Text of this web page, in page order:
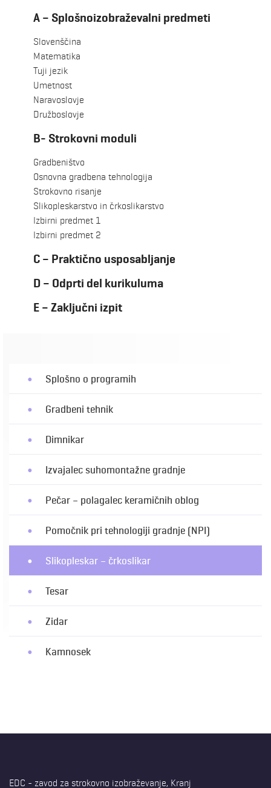
A – Splošnoizobraževalni predmeti
Slovenščina
Matematika
Tuji jezik
Umetnost
Naravoslovje
Družboslovje
B- Strokovni moduli
Gradbeništvo
Osnovna gradbena tehnologija
Strokovno risanje
Slikopleskarstvo in črkoslikarstvo
Izbirni predmet 1
Izbirni predmet 2
C – Praktično usposabljanje
D – Odprti del kurikuluma
E – Zaključni izpit
Splošno o programih
Gradbeni tehnik
Dimnikar
Izvajalec suhomontažne gradnje
Pečar – polagalec keramičnih oblog
Pomočnik pri tehnologiji gradnje (NPI)
Slikopleskar – črkoslikar
Tesar
Zidar
Kamnosek
EDC - zavod za strokovno izobraževanje, Kranj